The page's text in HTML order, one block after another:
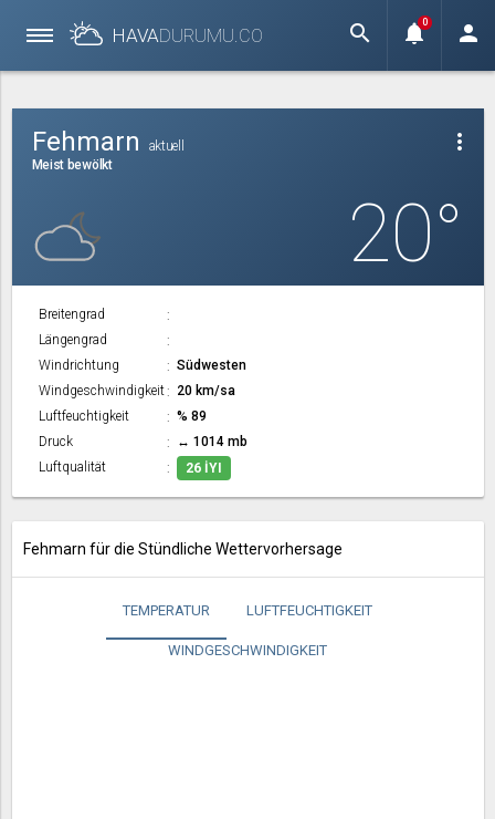
HAVADURUMU.CO search notifications
0 person
more_vert
Fehmarn
aktuell
Meist bewölkt
20°
Breitengrad
Längengrad
Windrichtung
Südwesten
Windgeschwindigkeit
20 km/sa
Luftfeuchtigkeit
% 89
Druck
↔ 1014 mb
Luftqualität
26 İYI
Fehmarn für die Stündliche Wettervorhersage
TEMPERATUR LUFTFEUCHTIGKEIT
WINDGESCHWINDIGKEIT